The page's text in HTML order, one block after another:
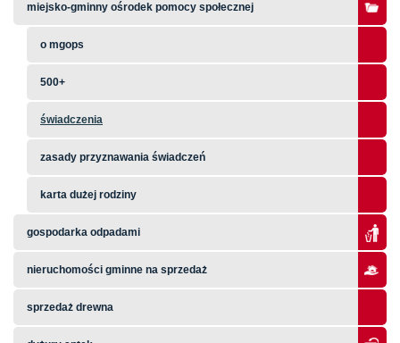
miejsko-gminny ośrodek pomocy społecznej
o mgops
500+
świadczenia
zasady przyznawania świadczeń
karta dużej rodziny
gospodarka odpadami
nieruchomości gminne na sprzedaż
sprzedaż drewna